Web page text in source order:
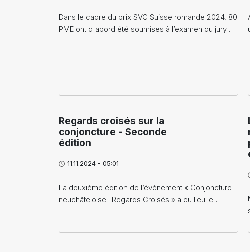
Dans le cadre du prix SVC Suisse romande 2024, 80
PME ont d'abord été soumises à l’examen du jury…
Regards croisés sur la
conjoncture - Seconde
édition
11.11.2024 - 05:01
La deuxième édition de l’évènement « Conjoncture
neuchâteloise : Regards Croisés » a eu lieu le…